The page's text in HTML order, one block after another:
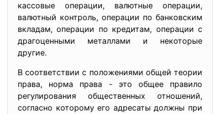
кассовые операции, валютные операции,
валютный контроль, операции по банковским
вкладам, операции по кредитам, операции с
драгоценными металлами и некоторые
другие.
В соответствии с положениями общей теории
права, норма права - это общее правило
регулирования общественных отношений,
согласно которому его адресаты должны при